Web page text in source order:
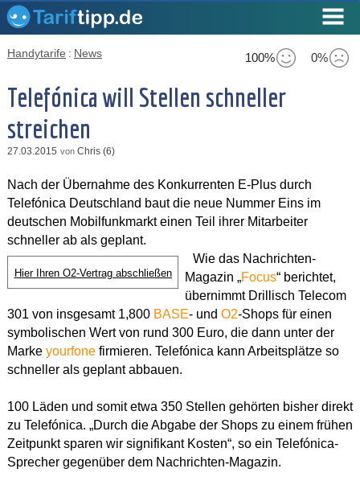
100% 0%
Handytarife : News
Telefónica will Stellen schneller
streichen
27.03.2015 von Chris (6)
Nach der Übernahme des Konkurrenten E-Plus durch
Telefónica Deutschland baut die neue Nummer Eins im
deutschen Mobilfunkmarkt einen Teil ihrer Mitarbeiter
schneller ab als geplant.
Hier Ihren O2-Vertrag abschließen
Wie das Nachrichten-
Magazin „Focus“ berichtet,
übernimmt Drillisch Telecom
301 von insgesamt 1,800 BASE- und O2-Shops für einen
symbolischen Wert von rund 300 Euro, die dann unter der
Marke yourfonefirmieren. Telefónica kann Arbeitsplätze so
schneller als geplant abbauen.
100 Läden und somit etwa 350 Stellen gehörten bisher direkt
zu Telefónica. „Durch die Abgabe der Shops zu einem frühen
Zeitpunkt sparen wir signifikant Kosten“, so ein Telefónica-
Sprecher gegenüber dem Nachrichten-Magazin.